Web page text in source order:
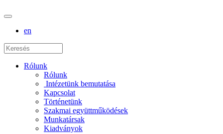
en
Rólunk
Rólunk
Intézetünk bemutatása
Kapcsolat
Történetünk
Szakmai együttműködések
Munkatársak
Kiadványok